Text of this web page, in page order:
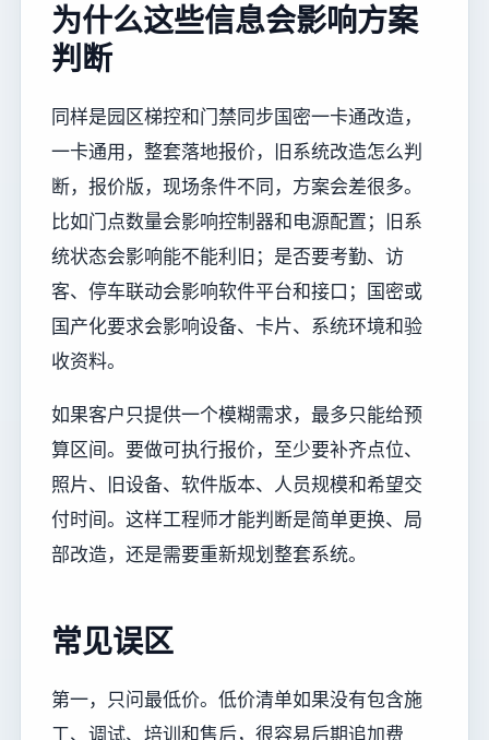
为什么这些信息会影响方案
判断
同样是园区梯控和门禁同步国密一卡通改造，
一卡通用，整套落地报价，旧系统改造怎么判
断，报价版，现场条件不同，方案会差很多。
比如门点数量会影响控制器和电源配置；旧系
统状态会影响能不能利旧；是否要考勤、访
客、停车联动会影响软件平台和接口；国密或
国产化要求会影响设备、卡片、系统环境和验
收资料。
如果客户只提供一个模糊需求，最多只能给预
算区间。要做可执行报价，至少要补齐点位、
照片、旧设备、软件版本、人员规模和希望交
付时间。这样工程师才能判断是简单更换、局
部改造，还是需要重新规划整套系统。
常见误区
第一，只问最低价。低价清单如果没有包含施
工、调试、培训和售后，很容易后期追加费